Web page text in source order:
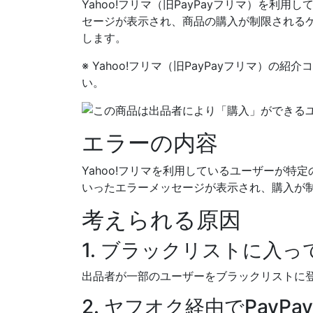
Yahoo!フリマ（旧PayPayフリマ）を利用し
セージが表示され、商品の購入が制限され
します。
※ Yahoo!フリマ（旧PayPayフリマ）の紹介
い。
エラーの内容
Yahoo!フリマを利用しているユーザーが特
いったエラーメッセージが表示され、購入
考えられる原因
1. ブラックリストに入っ
出品者が一部のユーザーをブラックリスト
2. ヤフオク経由で